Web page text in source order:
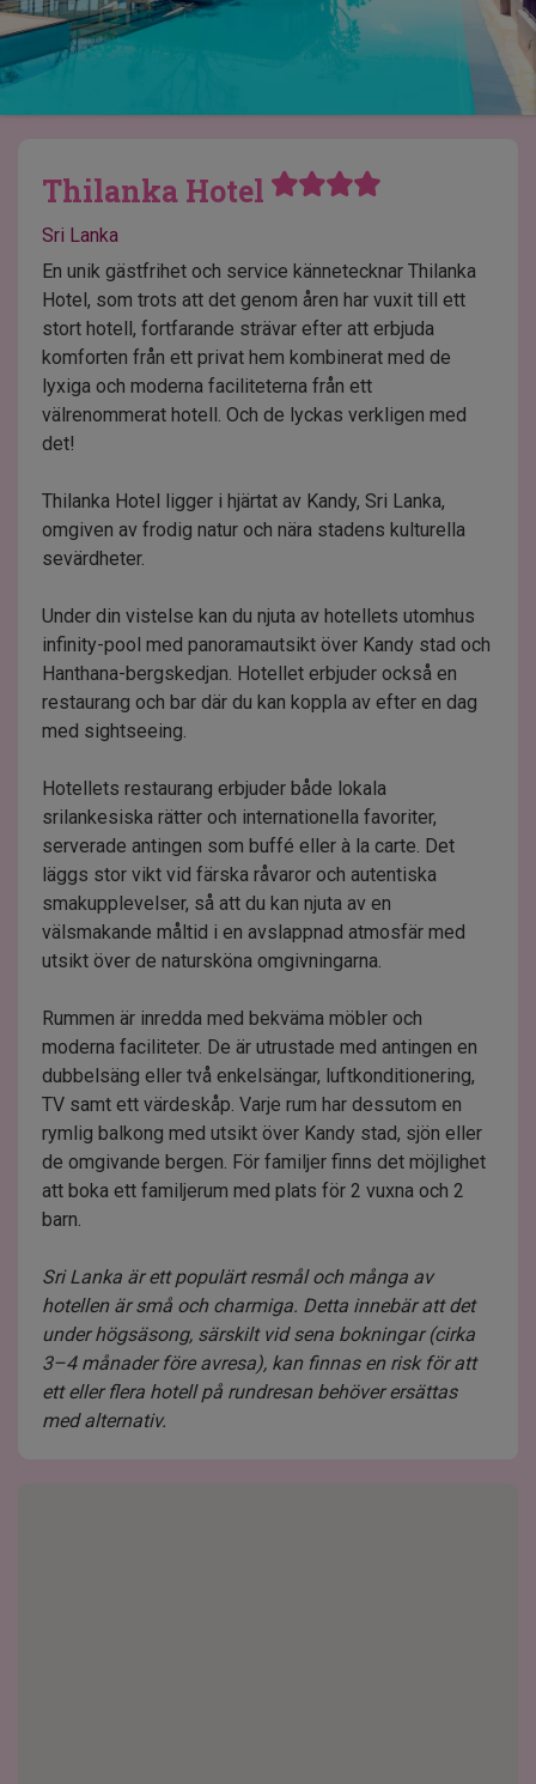
Thilanka Hotel
Sri Lanka
En unik gästfrihet och service kännetecknar Thilanka
Hotel, som trots att det genom åren har vuxit till ett
stort hotell, fortfarande strävar efter att erbjuda
komforten från ett privat hem kombinerat med de
lyxiga och moderna faciliteterna från ett
välrenommerat hotell. Och de lyckas verkligen med
det!
Thilanka Hotel ligger i hjärtat av Kandy, Sri Lanka,
omgiven av frodig natur och nära stadens kulturella
sevärdheter.
Under din vistelse kan du njuta av hotellets utomhus
infinity-pool med panoramautsikt över Kandy stad och
Hanthana-bergskedjan. Hotellet erbjuder också en
restaurang och bar där du kan koppla av efter en dag
med sightseeing.
Hotellets restaurang erbjuder både lokala
srilankesiska rätter och internationella favoriter,
serverade antingen som buffé eller à la carte. Det
läggs stor vikt vid färska råvaror och autentiska
smakupplevelser, så att du kan njuta av en
välsmakande måltid i en avslappnad atmosfär med
utsikt över de natursköna omgivningarna.
Rummen är inredda med bekväma möbler och
moderna faciliteter. De är utrustade med antingen en
dubbelsäng eller två enkelsängar, luftkonditionering,
TV samt ett värdeskåp. Varje rum har dessutom en
rymlig balkong med utsikt över Kandy stad, sjön eller
de omgivande bergen. För familjer finns det möjlighet
att boka ett familjerum med plats för 2 vuxna och 2
barn.
Sri Lanka är ett populärt resmål och många av
hotellen är små och charmiga. Detta innebär att det
under högsäsong, särskilt vid sena bokningar (cirka
3–4 månader före avresa), kan finnas en risk för att
ett eller flera hotell på rundresan behöver ersättas
med alternativ.